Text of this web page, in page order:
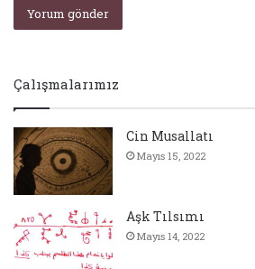
Çalışmalarımız
Cin Musallatı
Mayıs 15, 2022
Aşk Tılsımı
Mayıs 14, 2022